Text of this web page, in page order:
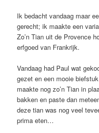
Ik bedacht vandaag maar
gerecht; ik maakte een
Zo’n Tian uit de Provence
erfgoed van Frankrijk.
Vandaag had Paul wat
gezet en een mooie
maakte nog zo’n Tian in
bakken en paste dan
deze tian was nog veel
prima eten…